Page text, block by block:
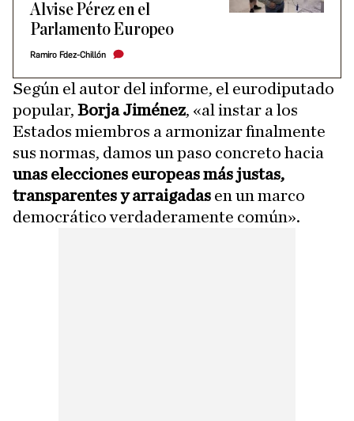
Alvise Pérez en el
Parlamento Europeo
Ramiro Fdez-Chillón
Según el autor del informe, el eurodiputado
popular, Borja Jiménez, «al instar a los
Estados miembros a armonizar finalmente
sus normas, damos un paso concreto hacia
unas elecciones europeas más justas,
transparentes y arraigadas en un marco
democrático verdaderamente común».